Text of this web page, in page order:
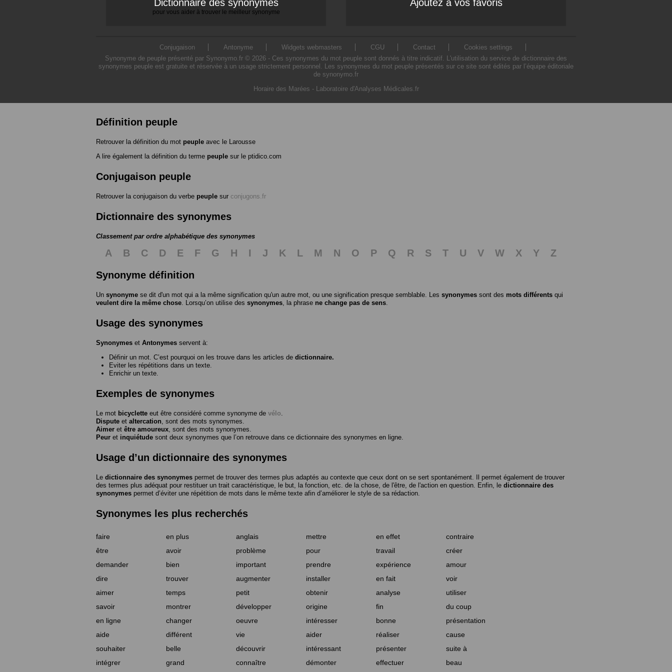
Dictionnaire des synonymes
pour vous aider à trouver le meilleur synonyme
Ajoutez à vos favoris
Conjugaison Antonyme Widgets webmasters CGU Contact
Cookies settings
Synonyme de peuple présenté par Synonymo.fr © 2026 - Ces synonymes du mot peuple sont donnés à titre indicatif. L'utilisation du service de dictionnaire des
synonymes peuple est gratuite et réservée à un usage strictement personnel. Les synonymes du mot peuple présentés sur ce site sont édités par l’équipe éditoriale
de synonymo.fr
Horaire des Marées - Laboratoire d'Analyses Médicales.fr
Définition peuple
Retrouver la définition du mot peuple avec le Larousse
A lire également la définition du terme peuple sur le ptidico.com
Conjugaison peuple
Retrouver la conjugaison du verbe peuple sur conjugons.fr
Dictionnaire des synonymes
Classement par ordre alphabétique des synonymes
A B C D E F G H I J K L M N O P Q R S T U V W X Y
Z
Synonyme définition
Un synonyme se dit d'un mot qui a la même signification qu'un autre mot, ou une signification presque semblable. Les synonymes sont des mots différents qui
veulent dire la même chose. Lorsqu’on utilise des synonymes, la phrase ne change pas de sens.
Usage des synonymes
Synonymes et Antonymes servent à:
Définir un mot. C’est pourquoi on les trouve dans les articles de dictionnaire.
Eviter les répétitions dans un texte.
Enrichir un texte.
Exemples de synonymes
Le mot bicyclette eut être considéré comme synonyme de vélo.
Dispute et altercation, sont des mots synonymes.
Aimer et être amoureux, sont des mots synonymes.
Peur et inquiétude sont deux synonymes que l’on retrouve dans ce dictionnaire des synonymes en ligne.
Usage d’un dictionnaire des synonymes
Le dictionnaire des synonymes permet de trouver des termes plus adaptés au contexte que ceux dont on se sert spontanément. Il permet également de trouver
des termes plus adéquat pour restituer un trait caractéristique, le but, la fonction, etc. de la chose, de l'être, de l'action en question. Enfin, le dictionnaire des
synonymes permet d’éviter une répétition de mots dans le même texte afin d’améliorer le style de sa rédaction.
Synonymes les plus recherchés
faire en plus anglais mettre en effet
contraire
être
avoir problème pour travail
créer
demander
bien important prendre expérience
amour
dire
trouver augmenter installer en fait
voir
aimer
temps petit obtenir analyse
utiliser
savoir
montrer développer origine fin
du coup
en ligne
changer oeuvre intéresser bonne
présentation
aide
différent vie aider réaliser
cause
souhaiter
belle découvrir intéressant présenter
suite à
intégrer
grand connaître démonter effectuer beau